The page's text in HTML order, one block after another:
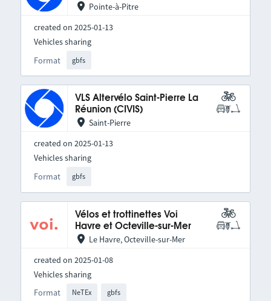
Pointe-à-Pitre
created on 2025-01-13
Format gbfs
Vehicles sharing
VLS Altervélo Saint-Pierre La
Réunion (CIVIS)
Saint-Pierre
created on 2025-01-13
Format gbfs
Vehicles sharing
Vélos et trottinettes Voi
Havre et Octeville-sur-Mer
Le Havre, Octeville-sur-Mer
created on 2025-01-08
Format NeTEx gbfs
Vehicles sharing